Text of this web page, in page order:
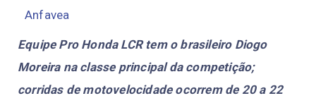
Anfavea
Equipe Pro Honda LCR tem o brasileiro Diogo
Moreira na classe principal da competição;
corridas de motovelocidade ocorrem de 20 a 22